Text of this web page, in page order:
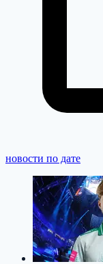
новости по дате